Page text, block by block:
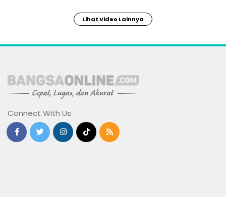
Lihat Video Lainnya
Connect With Us